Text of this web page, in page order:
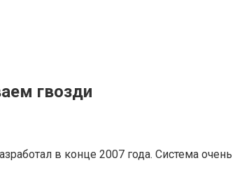
гвозди
в конце 2007 года. Система